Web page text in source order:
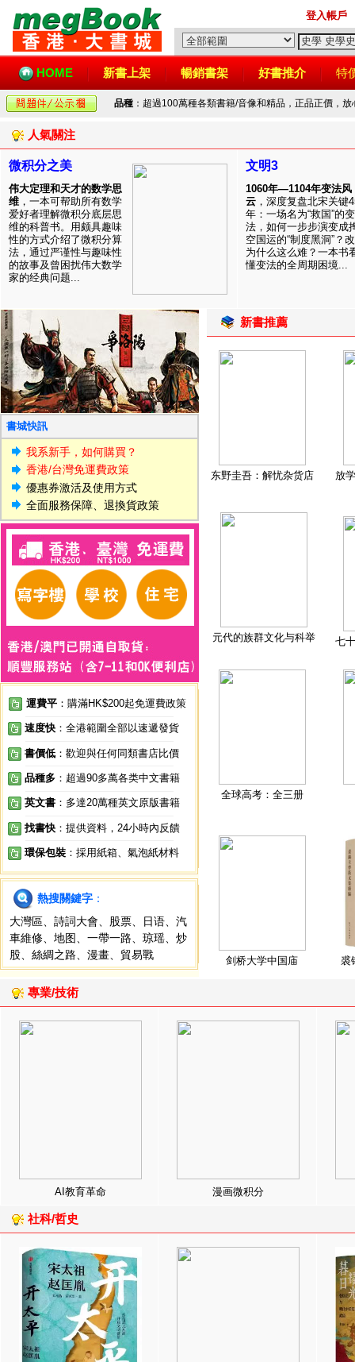
登入帳戶
HOME 新書上架 暢銷書架 好書推介 特
品種 ：超過100萬種各類書籍/音像和精品，正品正價，
人氣關注
微积分之美
伟大定理和天才的数学思
维 ，一本可帮助所有数学
爱好者理解微积分底层思
维的科普书。用颇具趣味
性的方式介绍了微积分算
法，通过严谨性与趣味性
的故事及曾困扰伟大数学
家的经典问题...
文明3
1060年—1104年变法风
云 ，深度复盘北宋关键
年：一场名为“救国”的变
法，如何一步步演变成
空国运的“制度黑洞”？
为什么这么难？一本书
懂变法的全周期困境...
書城快訊
我系新手，如何購買？
香港/台灣免運費政策
優惠券激活及使用方式
全面服務保障、退換貨政策
運費平 ：購滿HK$200起免運費政策
速度快 ：全港範圍全部以速遞發貨
書價低 ：歡迎與任何同類書店比價
品種多 ：超過90多萬各类中文書籍
英文書 ：多達20萬種英文原版書籍
找書快 ：提供資料，24小時內反饋
環保包裝 ：採用紙箱、氣泡紙材料
熱搜關鍵字 ：
大灣區
詩詞大會 股票 日语
汽
車維修
地图 一帶一路 琼瑶
炒
股
絲綢之路 漫畫 貿易戰
新書推薦
东野圭吾：解忧杂货店 放
元代的族群文化与科举 七
全球高考：全三册
剑桥大学中国庙 裘
專業/技術
AI教育革命 漫画微积分
社科/哲史